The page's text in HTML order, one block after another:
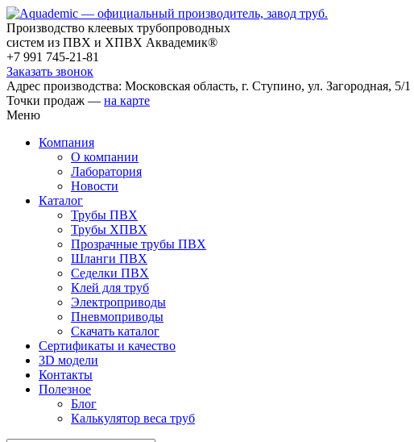
Производство клеевых трубопроводных
систем из ПВХ и ХПВХ Аквадемик®
+7 991 745-21-81
Заказать звонок
Адрес производства: Московская область, г. Ступино, ул. Загородная, 5/1
Точки продаж — на карте
Меню
Компания
О компании
Лаборатория
Новости
Каталог
Трубы ПВХ
Трубы ХПВХ
Прозрачные трубы ПВХ
Шланги ПВХ
Седелки ПВХ
Клей для труб
Электроприводы
Пневмоприводы
Скачать каталог
Сертификаты и качество
3D модели
Контакты
Полезное
Блог
Калькулятор веса труб